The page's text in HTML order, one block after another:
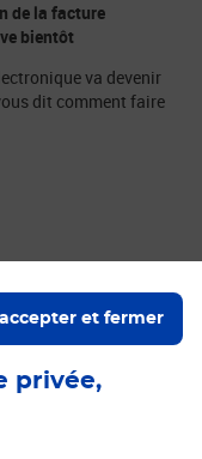
privée,
accepter et fermer
de la facture
bientôt
va devenir
dit comment faire